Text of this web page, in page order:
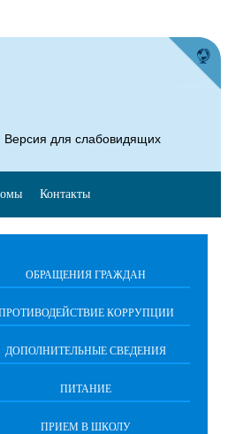
ОБРАЩЕНИЯ ГРАЖДАН
КОРРУПЦИИ
ДОПОЛНИТЕЛЬНЫЕ СВЕДЕНИЯ
ПИТАНИЕ
ПРИЕМ В ШКОЛУ
Версия для слабовидящих
Контакты